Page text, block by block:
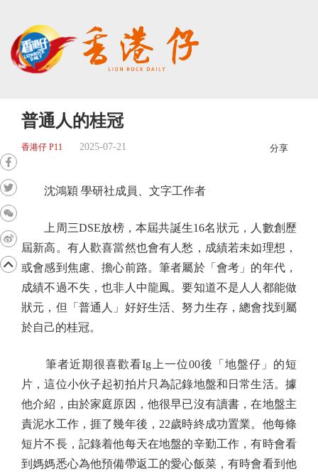
普通人的桂冠
香港仔 P11 2025-07-21 分享
沈鴻穎 學研社成員、文字工作者
上周三DSE放榜，本屆共誕生16名狀元，人數創歷
屆新高。有人歡喜當然也會有人愁，成績若未如理想，
或會感到焦慮、擔心前路。筆者屬於「會考」的年代，
成績不過不失，也非人中龍鳳。要知道不是人人都能做
狀元，但「普通人」好好生活、努力生存，總會找到屬
於自己的桂冠。
筆者近期很喜歡看Ig上一位00後「地盤仔」的短
片，這位小伙子起初拍片只為記錄地盤和日常生活。據
他介紹，由於家庭原因，他很早已沒有讀書，在地盤主
責泥水工作，捱了幾年後，22歲時終成功置業。他每條
短片不長，記錄着他每天在地盤的辛勤工作，有時會看
到媽媽悉心為他預備帶返工的愛心飯菜，有時會看到他